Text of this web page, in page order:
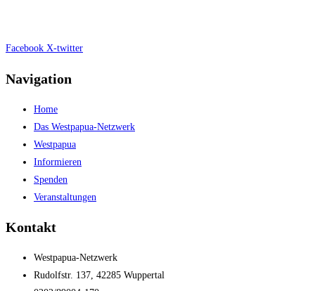
Facebook X-twitter
Navigation
Home
Das Westpapua-Netzwerk
Westpapua
Informieren
Spenden
Veranstaltungen
Kontakt
Westpapua-Netzwerk
Rudolfstr. 137, 42285 Wuppertal